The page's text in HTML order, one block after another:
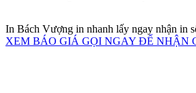
In Bách Vượng in nhanh lấy ngay nhận in
XEM BÁO GIÁ GỌI NGAY ĐỂ NHẬN